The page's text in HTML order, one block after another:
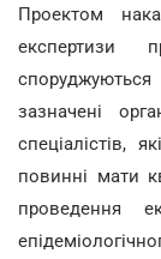
Проектом
експертизи
зазначені
спеціалістів,
повинні мати
проведення